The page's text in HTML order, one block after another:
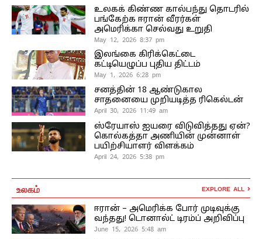
உலகக் கிண்ண கால்பந்து தொடரில்
பங்கேற்க ஈரான் வீரர்கள்
அமெரிக்கா செல்வது உறுதி
May 12, 2026 8:37 pm
இலங்கை கிரிக்கெட்டை
கட்டியெழுப்ப புதிய திட்டம்
May 1, 2026 6:28 pm
சனத்தின் 18 ஆண்டுகால
சாதனையை முறியடித்த ரிகெல்டன்
April 30, 2026 11:49 am
ஸ்ரேயாஸ் ஐயரை விடுவித்தது ஏன்?
கொல்கத்தா அணியின் முன்னாள்
பயிற்சியாளர் விளக்கம்
April 24, 2026 5:38 pm
உலகம் EXPLORE ALL
ஈரான் – அமெரிக்க போர் முடிவுக்கு
வந்தது! டொனால்ட் டிரம்ப் அறிவிப்பு
June 15, 2026 5:48 am